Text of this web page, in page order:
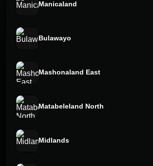
Manicaland
Bulawayo
Mashonaland East
Matabeleland North
Midlands